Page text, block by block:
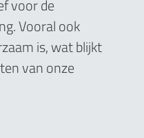
voor de
Vooral ook
is, wat blijkt
van onze